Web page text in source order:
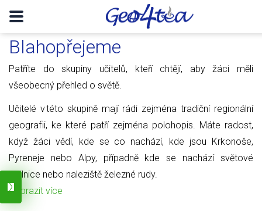
Blahopřejeme
Patříte do skupiny učitelů, kteří chtějí, aby žáci měli
všeobecný přehled o světě.
Učitelé v této skupině mají rádi zejména tradiční regionální
geografii, ke které patří zejména polohopis. Máte radost,
když žáci vědí, kde se co nachází, kde jsou Krkonoše,
Pyreneje nebo Alpy, případně kde se nachází světové
obilnice nebo naleziště železné rudy.
Zobrazit více